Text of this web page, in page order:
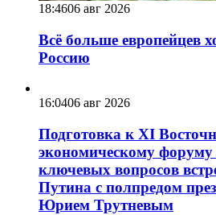
18:4606 авг 2026
Всё больше европейцев
Россию
16:0406 авг 2026
Подготовка к XI
экономическому форуму
ключевых вопросов
Путина с полпредом
Юрием Трутневым